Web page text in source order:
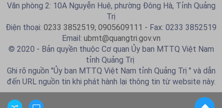
Văn phòng 2: 10A Nguyễn Huệ, phường Đông Hà, Tỉnh Quảng
Trị
Điện thoại: 0233 3852519; 0905609111 - Fax: 0233 3852519
Email: ubmt@quangtri.gov.vn
© 2020 - Bản quyền thuộc Cơ quan Ủy ban MTTQ Việt Nam
tỉnh Quảng Trị
Ghi rõ nguồn "Ủy ban MTTQ Việt Nam tỉnh Quảng Trị " và dẫn
đến URL nguồn tin khi phát hành lại thông tin từ website này.